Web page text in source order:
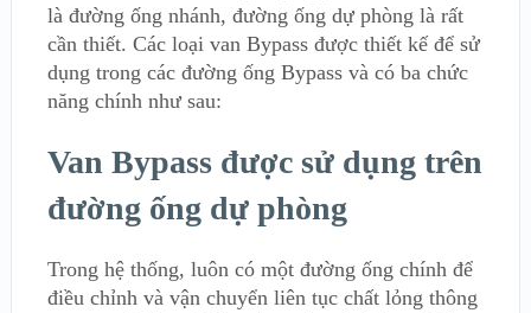
là đường ống nhánh, đường ống dự phòng là rất
cần thiết. Các loại van Bypass được thiết kế để sử
dụng trong các đường ống Bypass và có ba chức
năng chính như sau:
Van Bypass được sử dụng trên
đường ống dự phòng
Trong hệ thống, luôn có một đường ống chính để
điều chỉnh và vận chuyển liên tục chất lỏng thông